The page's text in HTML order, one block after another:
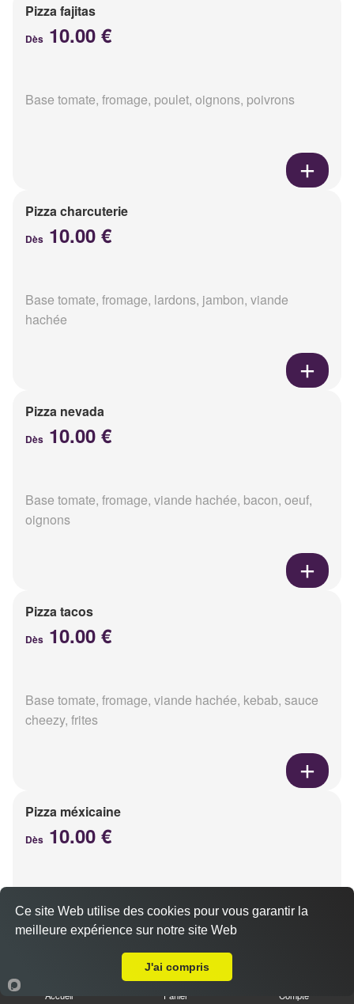
Pizza fajitas
Dès 10.00 €
Base tomate, fromage, poulet, oignons, poivrons
Pizza charcuterie
Dès 10.00 €
Base tomate, fromage, lardons, jambon, viande
hachée
Pizza nevada
Dès 10.00 €
Base tomate, fromage, viande hachée, bacon, oeuf,
oignons
Pizza tacos
Dès 10.00 €
Base tomate, fromage, viande hachée, kebab, sauce
cheezy, frites
Pizza méxicaine
Dès 10.00 €
chorizo, poivrons
Accueil Panier Compte
Ce site Web utilise des cookies pour vous garantir la
meilleure expérience sur notre site Web
J'ai compris